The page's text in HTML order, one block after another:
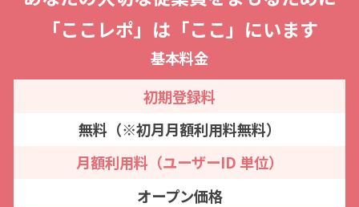
「ここレポ」は「ここ」にいます
基本料金
初期登録料
無料（※初月月額利用料無料）
月額利用料（ユーザーID 単位）
オープン価格